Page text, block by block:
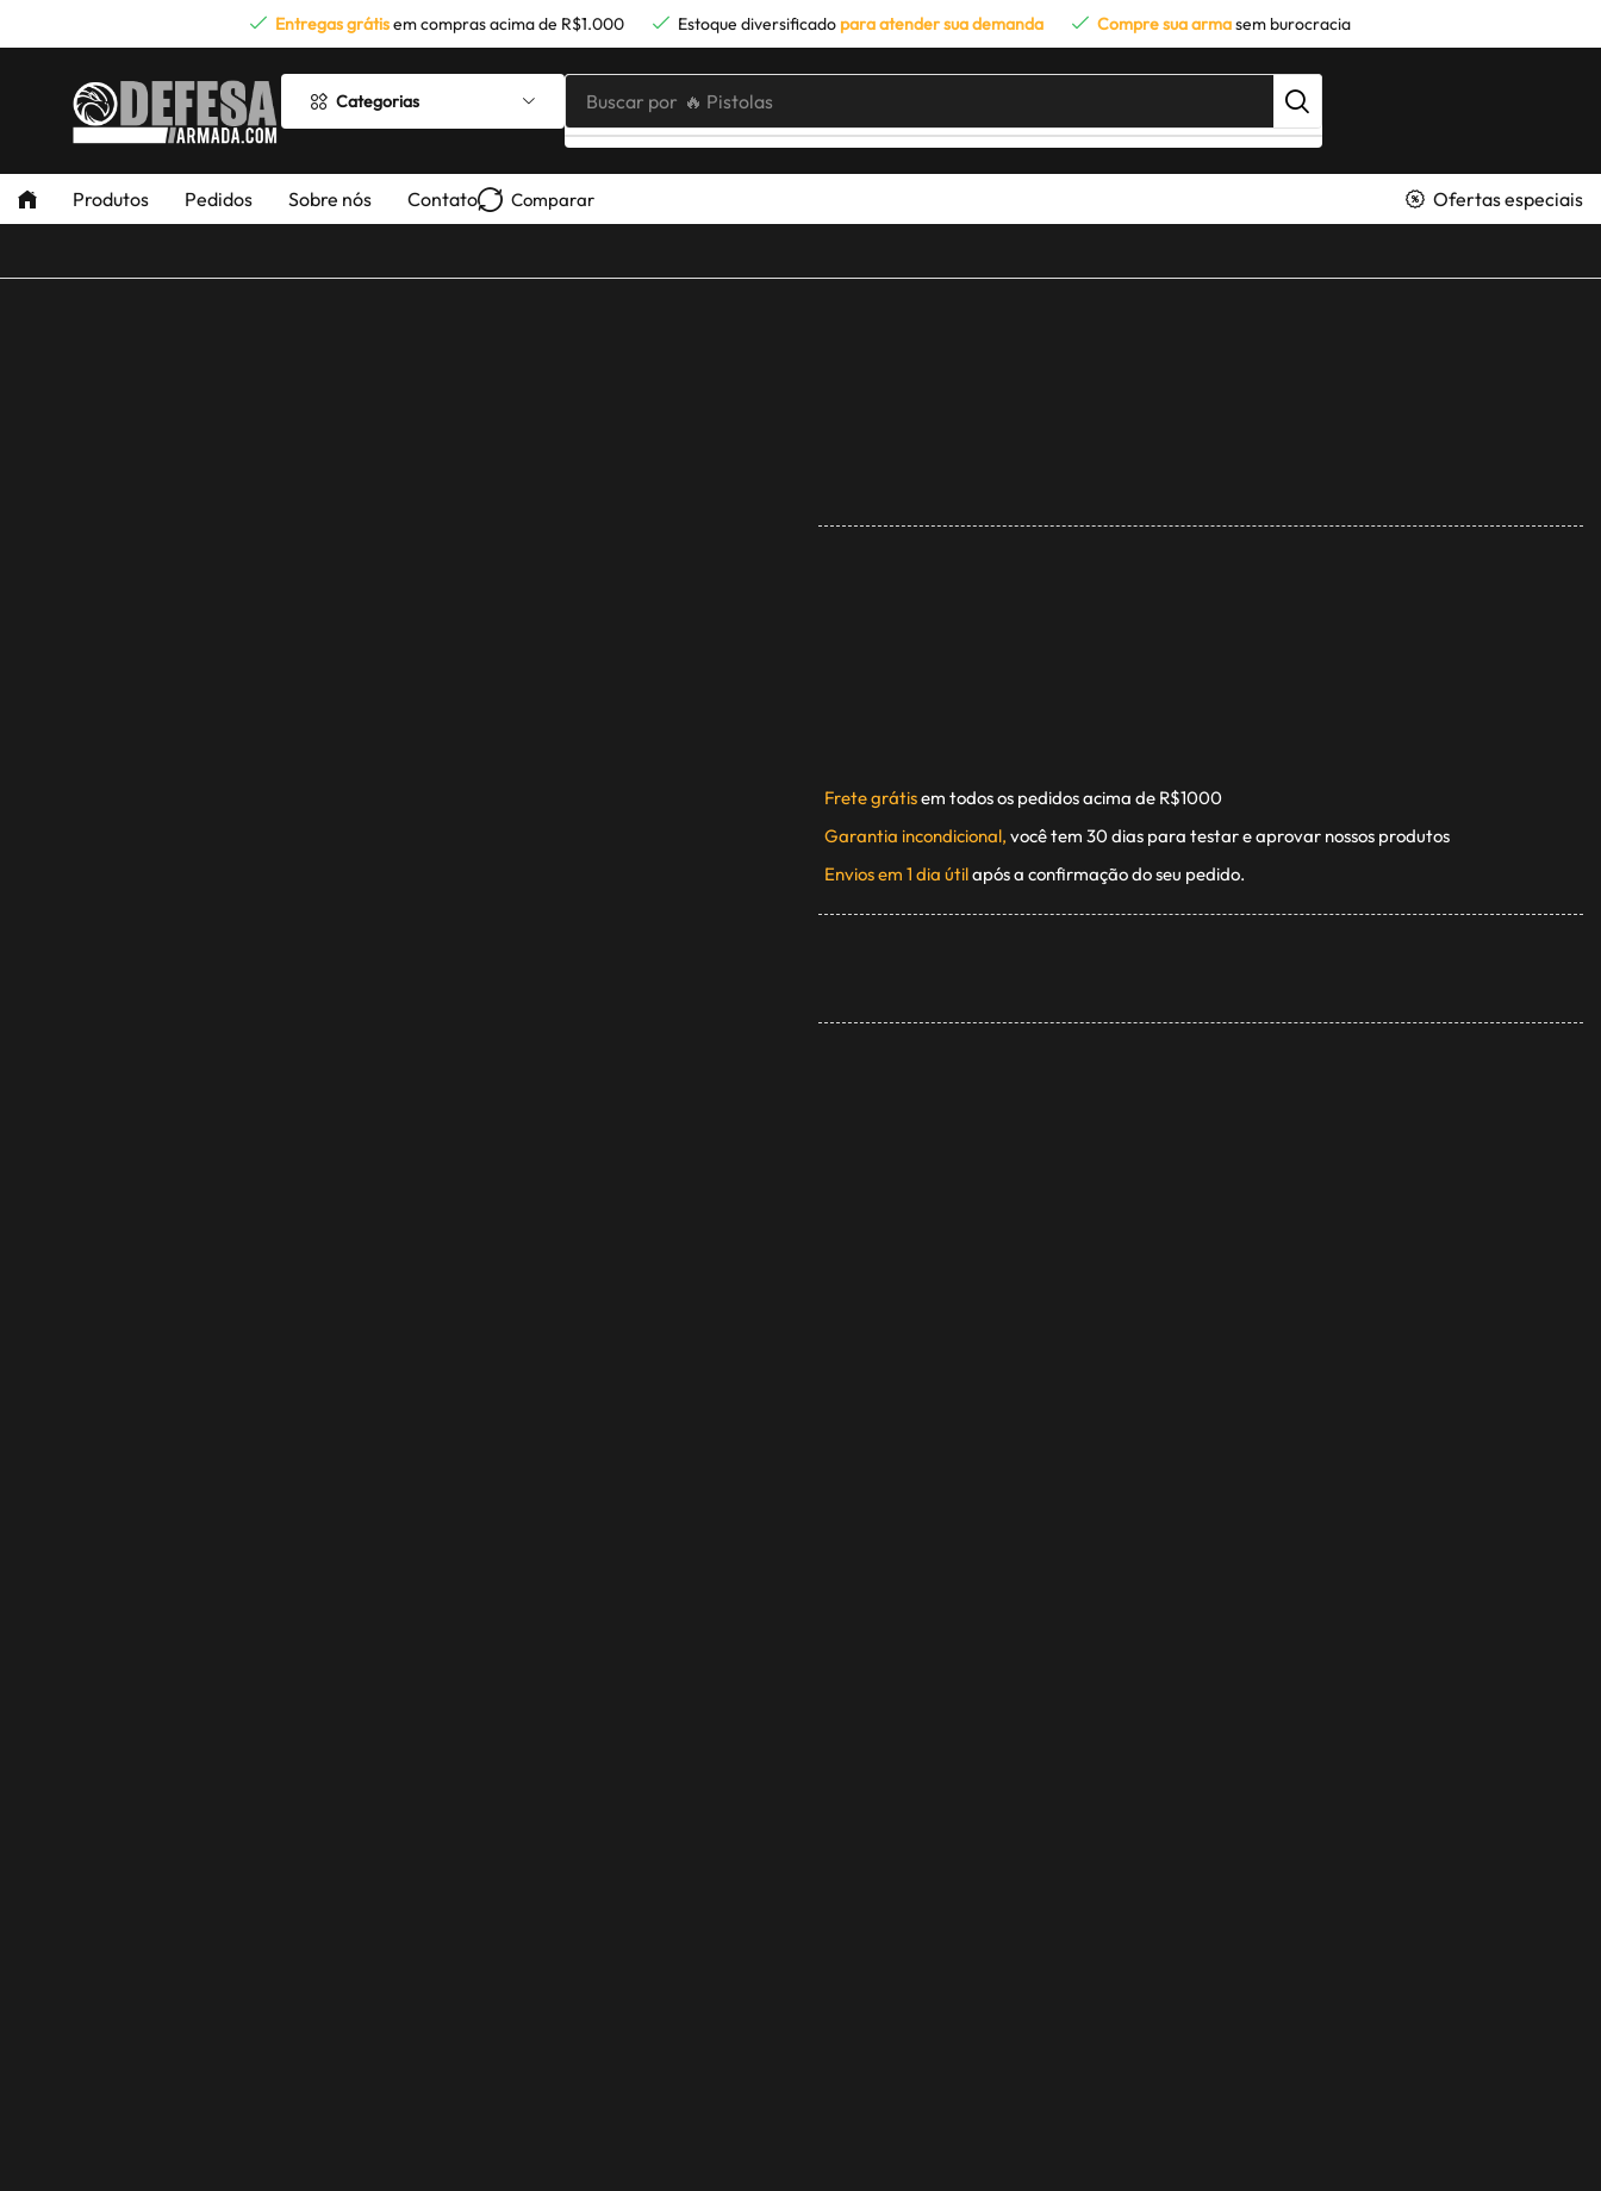
Entregas grátisem compras acima de R$1.000 Estoque diversificado para atender sua demanda Compre sua armasem burocracia
Categorias Buscar por 🔥 Pistolas
Produtos Pedidos Sobre nós Contato Comparar Ofertas especiais
Frete grátisem todos os pedidos acima de R$1000
Garantia incondicional, você tem 30 dias para testar e aprovar nossos produtos
Envios em 1 dia útilapós a confirmação do seu pedido.